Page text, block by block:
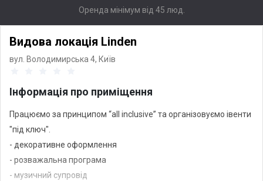
Оренда мінімум від 45 люд.
Видова локація Linden
вул. Володимирська 4, Київ
Інформація про приміщення
Працюємо за принципом “all inclusive” та організовуємо івенти
"під ключ".
- декоративне оформлення
- розважальна програма
- музичний супровід